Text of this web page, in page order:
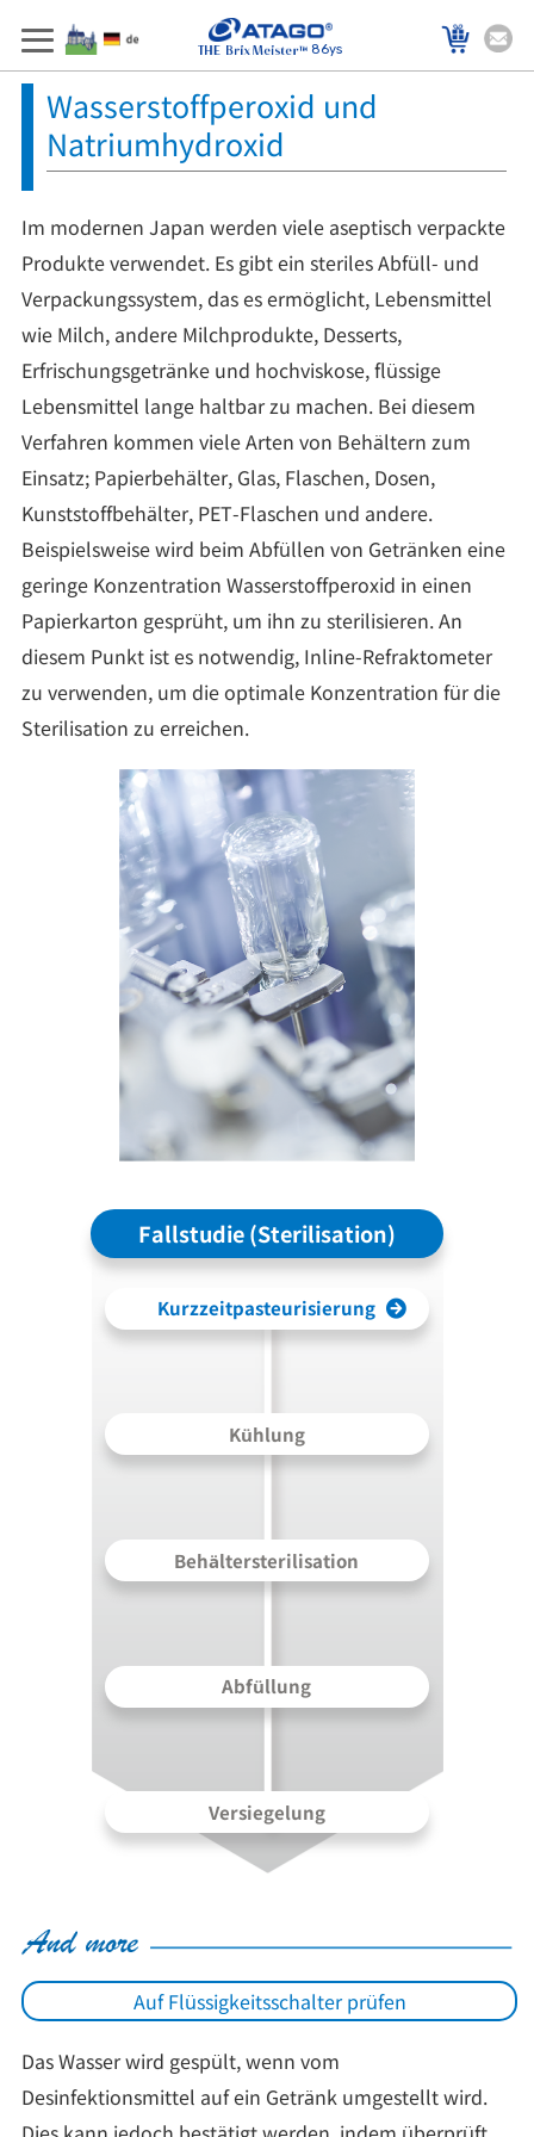
86ys
Wasserstoffperoxid und
Natriumhydroxid
Im modernen Japan werden viele aseptisch verpackte
Produkte verwendet. Es gibt ein steriles Abfüll- und
Verpackungssystem, das es ermöglicht, Lebensmittel
wie Milch, andere Milchprodukte, Desserts,
Erfrischungsgetränke und hochviskose, flüssige
Lebensmittel lange haltbar zu machen. Bei diesem
Verfahren kommen viele Arten von Behältern zum
Einsatz; Papierbehälter, Glas, Flaschen, Dosen,
Kunststoffbehälter, PET-Flaschen und andere.
Beispielsweise wird beim Abfüllen von Getränken eine
geringe Konzentration Wasserstoffperoxid in einen
Papierkarton gesprüht, um ihn zu sterilisieren. An
diesem Punkt ist es notwendig, Inline-Refraktometer
zu verwenden, um die optimale Konzentration für die
Sterilisation zu erreichen.
Fallstudie (Sterilisation)
Kurzzeitpasteurisierung
Kühlung
Behältersterilisation
Abfüllung
Versiegelung
Auf Flüssigkeitsschalter prüfen
Das Wasser wird gespült, wenn vom
Desinfektionsmittel auf ein Getränk umgestellt wird.